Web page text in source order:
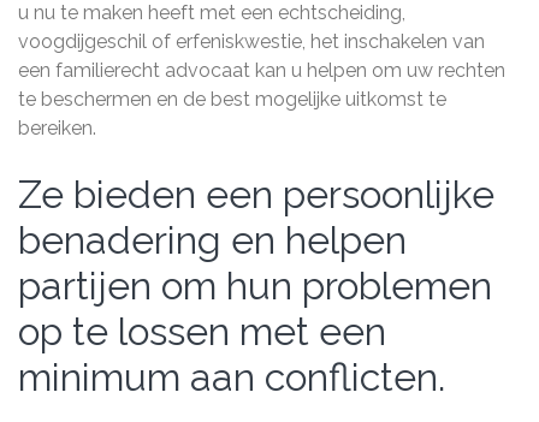
u nu te maken heeft met een echtscheiding,
voogdijgeschil of erfeniskwestie, het inschakelen van
een familierecht advocaat kan u helpen om uw rechten
te beschermen en de best mogelijke uitkomst te
bereiken.
Ze bieden een persoonlijke
benadering en helpen
partijen om hun problemen
op te lossen met een
minimum aan conflicten.